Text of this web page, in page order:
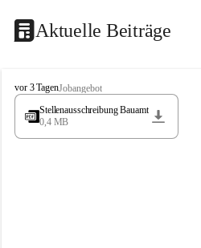
Aktuelle Beiträge
S
t
s
vor 3 TagenJobangebot
Stellenausschreibung Bauamt
0,4 MB